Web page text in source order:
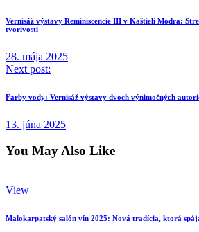
Vernisáž výstavy Reminiscencie III v Kaštieli Modra:
tvorivosti
28. mája 2025
Next post:
Farby vody: Vernisáž výstavy dvoch výnimočných
13. júna 2025
You May Also Like
View
Malokarpatský salón vín 2025: Nová tradícia, ktorá